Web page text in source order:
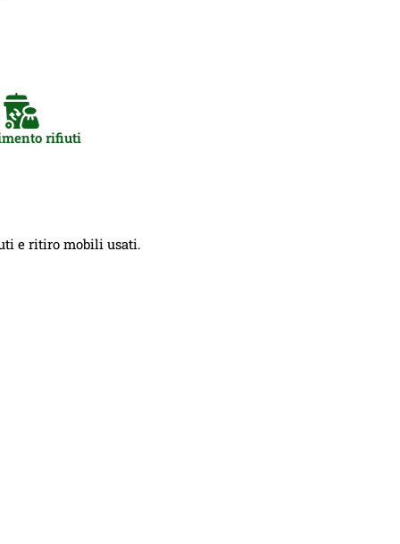
rifiuti
e ritiro mobili usati.